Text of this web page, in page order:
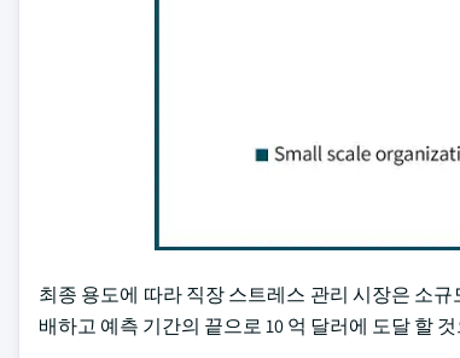
최종 용도에 따라 직장 스트레스 관리 시장은 소
배하고 예측 기간의 끝으로 10 억 달러에 도달 할